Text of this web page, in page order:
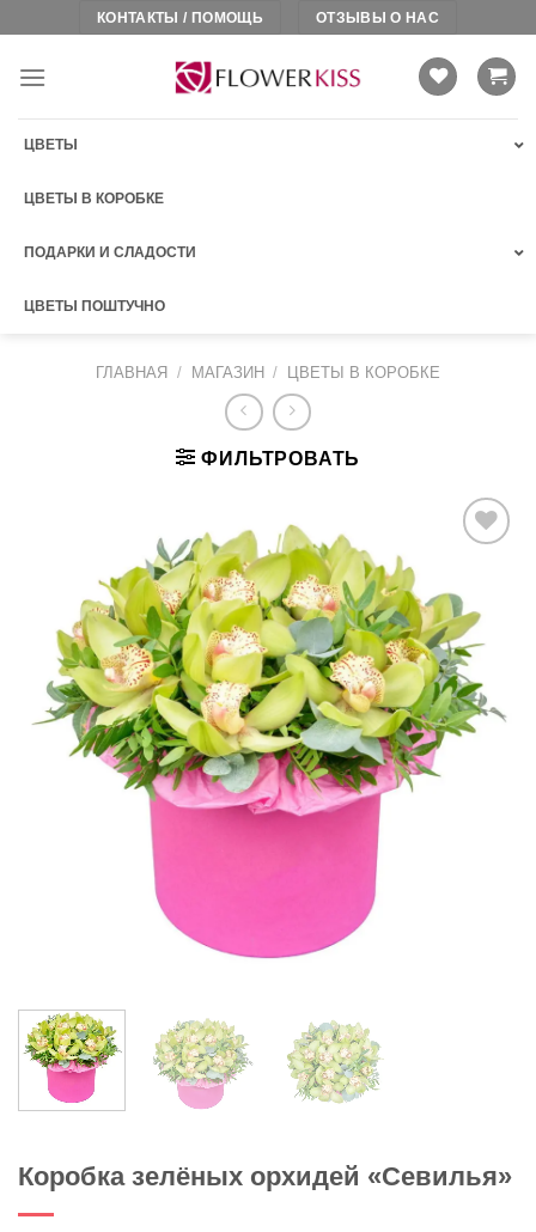
content
КОНТАКТЫ / ПОМОЩЬ ОТЗЫВЫ О НАС
ЦВЕТЫ
ЦВЕТЫ В КОРОБКЕ
ПОДАРКИ И СЛАДОСТИ
ЦВЕТЫ ПОШТУЧНО
ГЛАВНАЯ / МАГАЗИН / ЦВЕТЫ В КОРОБКЕ
ФИЛЬТРОВАТЬ
избранное
Коробка зелёных орхидей «Севилья»